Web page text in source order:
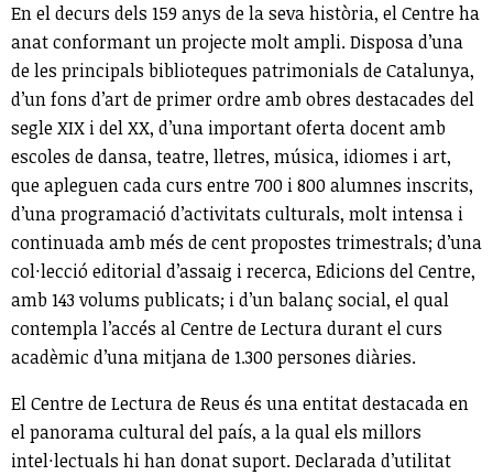
En el decurs dels 159 anys de la seva història, el Centre ha
anat conformant un projecte molt ampli. Disposa d’una
de les principals biblioteques patrimonials de Catalunya,
d’un fons d’art de primer ordre amb obres destacades del
segle XIX i del XX, d’una important oferta docent amb
escoles de dansa, teatre, lletres, música, idiomes i art,
que apleguen cada curs entre 700 i 800 alumnes inscrits,
d’una programació d’activitats culturals, molt intensa i
continuada amb més de cent propostes trimestrals; d’una
col·lecció editorial d’assaig i recerca, Edicions del Centre,
amb 143 volums publicats; i d’un balanç social, el qual
contempla l’accés al Centre de Lectura durant el curs
acadèmic d’una mitjana de 1.300 persones diàries.
El Centre de Lectura de Reus és una entitat destacada en
el panorama cultural del país, a la qual els millors
intel·lectuals hi han donat suport. Declarada d’utilitat